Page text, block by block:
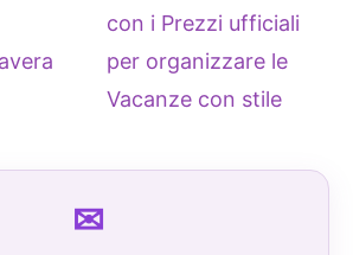
con i Prezzi ufficiali
per organizzare le
Vacanze con stile